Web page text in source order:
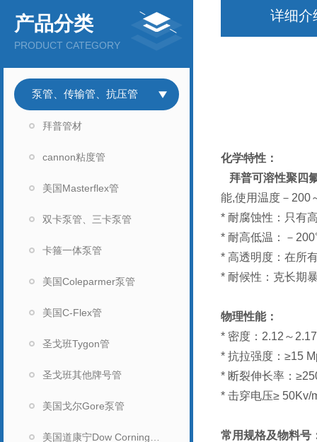
产品分类
PRODUCT CATEGORY
泵管、传输管、抗压管
拜普管材
cannon粘度管
美国Masterflex管
双卡泵管、三卡泵管
卡箍一体泵管
美国Coleparmer泵管
美国C-Flex管
圣戈班Tygon管
圣戈班其他牌号管
美国戈尔Gore泵管
详细介
化学特性：
拜普可溶性聚四
能,使用温度－200
* 耐腐蚀性：只有
* 耐高低温：－
* 高透明度：在所
* 耐候性：克长期
物理性能：
* 密度：2.12～
* 抗拉强度：≥15
* 断裂伸长率：
* 击穿电压≥ 50Kv/
常用规格及物料号